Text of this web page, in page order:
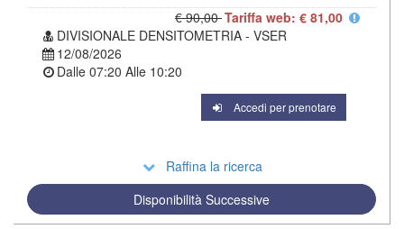
€ 90,00Tariffa web: € 81,00
DIVISIONALE DENSITOMETRIA - VSER
12/08/2026
Dalle 07:20 Alle 10:20
Accedi per prenotare
Raffina la ricerca
Disponibilità Successive